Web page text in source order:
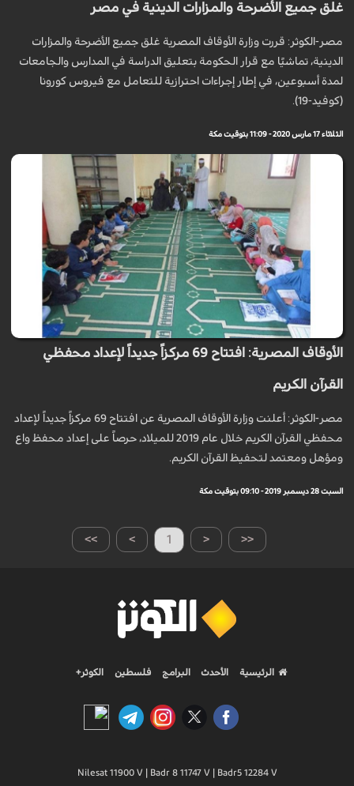
غلق جميع الأضرحة والمزارات الدينية في مصر
مصر-الكوثر: قررت وزارة الأوقاف المصرية غلق جميع الأضرحة والمزارات
الدينية، تماشيًا مع قرار الحكومة بتعليق الدراسة في المدارس والجامعات
لمدة أسبوعين، في إطار إجراءات احترازية للتعامل مع فيروس كورونا
(كوفيد-19).
الثلاثاء 17 مارس 2020 - 11:09 بتوقيت مكة
الأوقاف المصرية: افتتاح 69 مركزاً جديداً لإعداد محفظي
القرآن الكريم
مصر-الكوثر: أعلنت وزارة الأوقاف المصرية عن افتتاح 69 مركزاً جديداً لإعداد
محفظي القرآن الكريم خلال عام 2019 للميلاد، حرصاً على إعداد محفظ واع
ومؤهل ومعتمد لتحفيظ القرآن الكريم.
السبت 28 ديسمبر 2019 - 09:10 بتوقيت مكة
>> > 1 < <<
الرئيسية الأحدث البرامج فلسطين الكوثر+
Nilesat 11900 V | Badr 8 11747 V | Badr5 12284 V